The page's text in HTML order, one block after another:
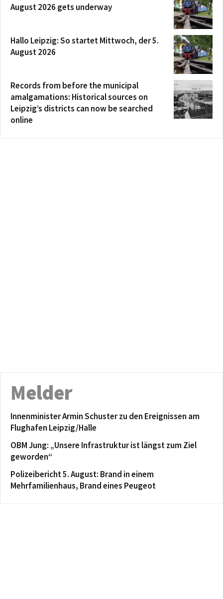
August 2026 gets underway
Hallo Leipzig: So startet Mittwoch, der 5.
August 2026
Records from before the municipal
amalgamations: Historical sources on
Leipzig’s districts can now be searched
online
Melder
Innenminister Armin Schuster zu den Ereignissen am
Flughafen Leipzig/Halle
OBM Jung: „Unsere Infrastruktur ist längst zum Ziel
geworden“
Polizeibericht 5. August: Brand in einem
Mehrfamilienhaus, Brand eines Peugeot